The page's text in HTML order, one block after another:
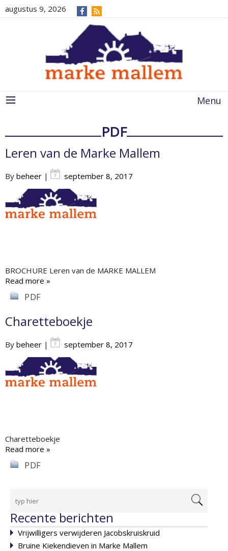
augustus 9, 2026
Menu
PDF
Leren van de Marke Mallem
By beheer | september 8, 2017
BROCHURE Leren van de MARKE MALLEM
Read more »
PDF
Charetteboekje
By beheer | september 8, 2017
Charetteboekje
Read more »
PDF
Recente berichten
Vrijwilligers verwijderen Jacobskruiskruid
Bruine Kiekendieven in Marke Mallem